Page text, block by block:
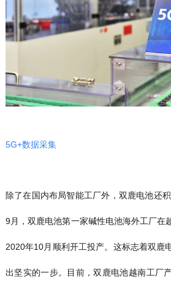
5G+数据采集
除了在国内布局智能工厂外，双鹿电池还
9月，双鹿电池第一家碱性电池海外工厂在
2020年10月顺利开工投产。这标志着双鹿
出坚实的一步。目前，双鹿电池越南工厂